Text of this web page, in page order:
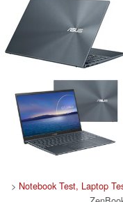
> Notebook Test, Laptop